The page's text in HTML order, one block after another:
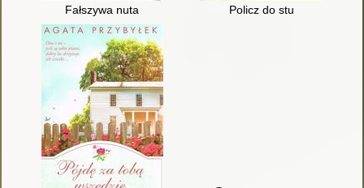
Fałszywa nuta Policz do stu